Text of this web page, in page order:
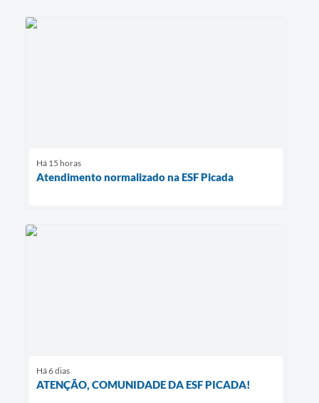
Há 15 horas
Atendimento normalizado na ESF Picada
Há 6 dias
ATENÇÃO, COMUNIDADE DA ESF PICADA!